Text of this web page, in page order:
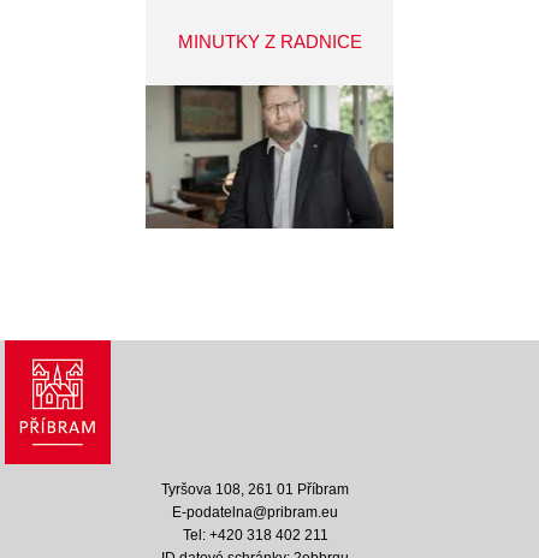
MINUTKY Z RADNICE
Tyršova 108, 261 01 Příbram
E-podatelna@pribram.eu
Tel: +420 318 402 211